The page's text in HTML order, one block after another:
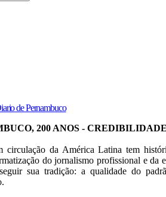
de Pernambuco
200 ANOS -
circulação da América Latina tem
do jornalismo profissional e da
sua tradição: a qualidade do